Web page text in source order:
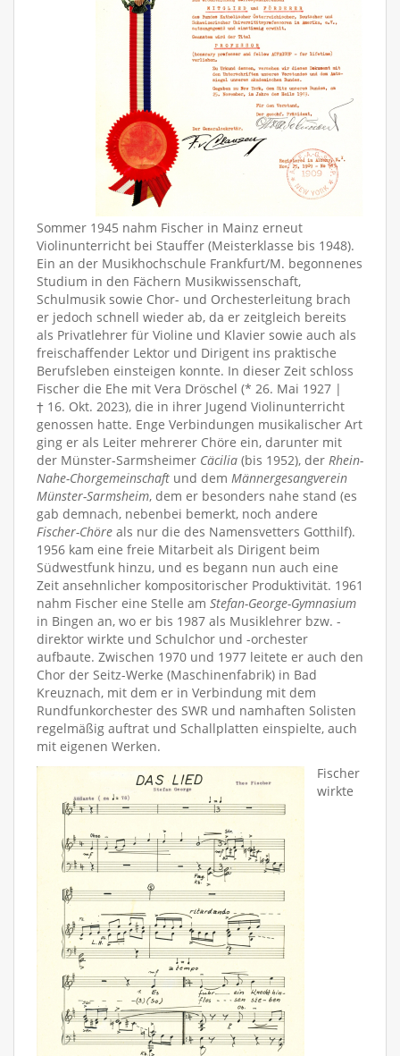
Sommer 1945 nahm Fischer in Mainz erneut
Violinunterricht bei Stauffer (Meisterklasse bis 1948).
Ein an der Musikhochschule Frankfurt/M. begonnenes
Studium in den Fächern Musikwissenschaft,
Schulmusik sowie Chor- und Orchesterleitung brach
er jedoch schnell wieder ab, da er zeitgleich bereits
als Privatlehrer für Violine und Klavier sowie auch als
freischaffender Lektor und Dirigent ins praktische
Berufsleben einsteigen konnte. In dieser Zeit schloss
Fischer die Ehe mit Vera Dröschel (* 26. Mai 1927 |
† 16. Okt. 2023), die in ihrer Jugend Violinunterricht
genossen hatte. Enge Verbindungen musikalischer Art
ging er als Leiter mehrerer Chöre ein, darunter mit
der Münster-Sarmsheimer Cäcilia (bis 1952), der Rhein-
Nahe-Chorgemeinschaft und dem Männergesangverein
Münster-Sarmsheim, dem er besonders nahe stand (es
gab demnach, nebenbei bemerkt, noch andere
Fischer-Chöre als nur die des Namensvetters Gotthilf).
1956 kam eine freie Mitarbeit als Dirigent beim
Südwestfunk hinzu, und es begann nun auch eine
Zeit ansehnlicher kompositorischer Produktivität. 1961
nahm Fischer eine Stelle am Stefan-George-Gymnasium
in Bingen an, wo er bis 1987 als Musiklehrer bzw. -
direktor wirkte und Schulchor und -orchester
aufbaute. Zwischen 1970 und 1977 leitete er auch den
Chor der Seitz-Werke (Maschinenfabrik) in Bad
Kreuznach, mit dem er in Verbindung mit dem
Rundfunkorchester des SWR und namhaften Solisten
regelmäßig auftrat und Schallplatten einspielte, auch
mit eigenen Werken.
Fischer
wirkte